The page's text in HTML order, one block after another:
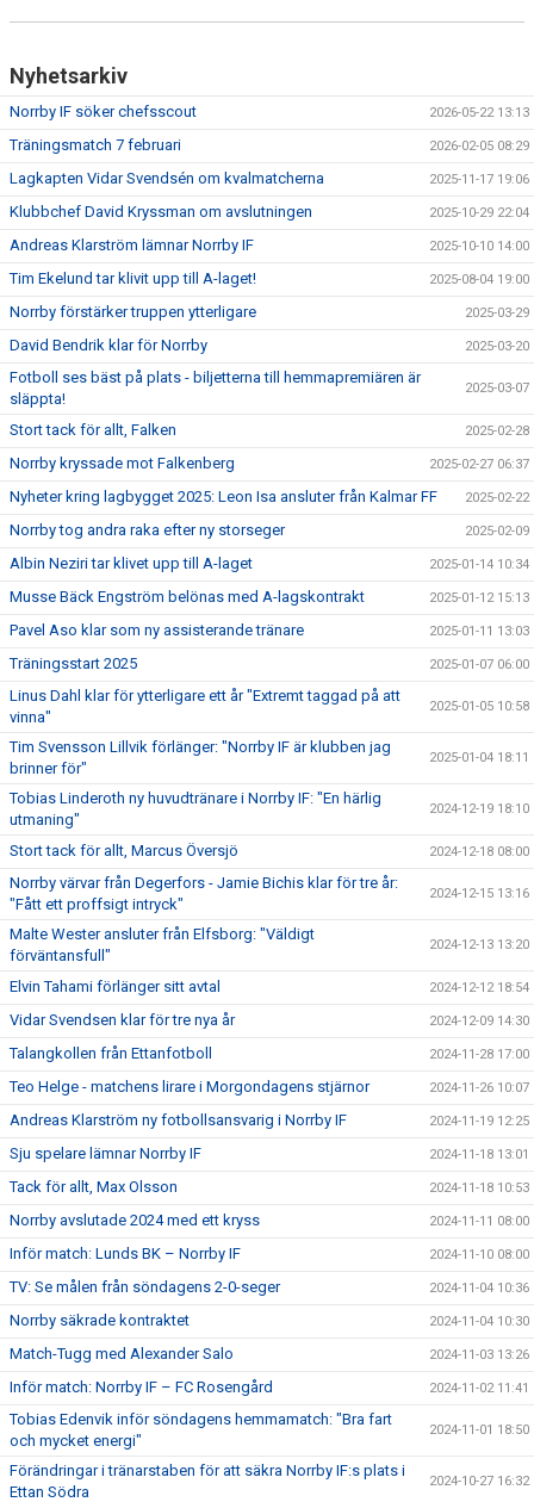
Nyhetsarkiv
Norrby IF söker chefsscout 2026-05-22 13:13
Träningsmatch 7 februari 2026-02-05 08:29
Lagkapten Vidar Svendsén om kvalmatcherna 2025-11-17 19:06
Klubbchef David Kryssman om avslutningen 2025-10-29 22:04
Andreas Klarström lämnar Norrby IF 2025-10-10 14:00
Tim Ekelund tar klivit upp till A-laget! 2025-08-04 19:00
Norrby förstärker truppen ytterligare 2025-03-29
David Bendrik klar för Norrby 2025-03-20
Fotboll ses bäst på plats - biljetterna till hemmapremiären är
släppta!
2025-03-07
Stort tack för allt, Falken 2025-02-28
Norrby kryssade mot Falkenberg 2025-02-27 06:37
Nyheter kring lagbygget 2025: Leon Isa ansluter från Kalmar FF 2025-02-22
Norrby tog andra raka efter ny storseger 2025-02-09
Albin Neziri tar klivet upp till A-laget 2025-01-14 10:34
Musse Bäck Engström belönas med A-lagskontrakt 2025-01-12 15:13
Pavel Aso klar som ny assisterande tränare 2025-01-11 13:03
Träningsstart 2025 2025-01-07 06:00
Linus Dahl klar för ytterligare ett år "Extremt taggad på att
vinna"
2025-01-05 10:58
Tim Svensson Lillvik förlänger: "Norrby IF är klubben jag
brinner för"
2025-01-04 18:11
Tobias Linderoth ny huvudtränare i Norrby IF: "En härlig
utmaning"
2024-12-19 18:10
Stort tack för allt, Marcus Översjö 2024-12-18 08:00
Norrby värvar från Degerfors - Jamie Bichis klar för tre år:
"Fått ett proffsigt intryck"
2024-12-15 13:16
Malte Wester ansluter från Elfsborg: "Väldigt
förväntansfull"
2024-12-13 13:20
Elvin Tahami förlänger sitt avtal 2024-12-12 18:54
Vidar Svendsen klar för tre nya år 2024-12-09 14:30
Talangkollen från Ettanfotboll 2024-11-28 17:00
Teo Helge - matchens lirare i Morgondagens stjärnor 2024-11-26 10:07
Andreas Klarström ny fotbollsansvarig i Norrby IF 2024-11-19 12:25
Sju spelare lämnar Norrby IF 2024-11-18 13:01
Tack för allt, Max Olsson 2024-11-18 10:53
Norrby avslutade 2024 med ett kryss 2024-11-11 08:00
Inför match: Lunds BK – Norrby IF 2024-11-10 08:00
TV: Se målen från söndagens 2-0-seger 2024-11-04 10:36
Norrby säkrade kontraktet 2024-11-04 10:30
Match-Tugg med Alexander Salo 2024-11-03 13:26
Inför match: Norrby IF – FC Rosengård 2024-11-02 11:41
Tobias Edenvik inför söndagens hemmamatch: "Bra fart
och mycket energi"
2024-11-01 18:50
Förändringar i tränarstaben för att säkra Norrby IF:s plats i
Ettan Södra
2024-10-27 16:32